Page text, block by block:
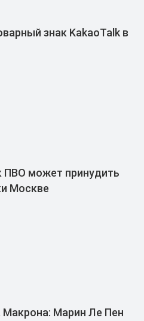
знак KakaoTalk в
ПВО может принудить
Москве
Марин Ле Пен